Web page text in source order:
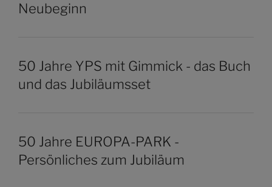
Neubeginn
50 Jahre YPS mit Gimmick - das Buch
und das Jubiläumsset
50 Jahre EUROPA-PARK -
Persönliches zum Jubiläum